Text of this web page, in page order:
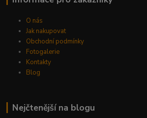
O nás
Jak nakupovat
Obchodní podmínky
Fotogalerie
Kontakty
Blog
Nejčtenější na blogu